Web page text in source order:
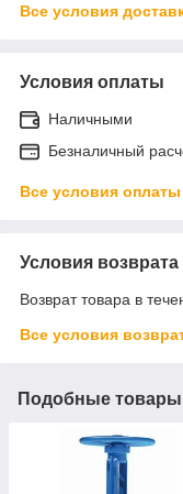
Все условия
Условия оплаты
Наличными
Безналичный
Все условия оплаты
Условия возврата
Возврат товара в
Все условия
Подобные